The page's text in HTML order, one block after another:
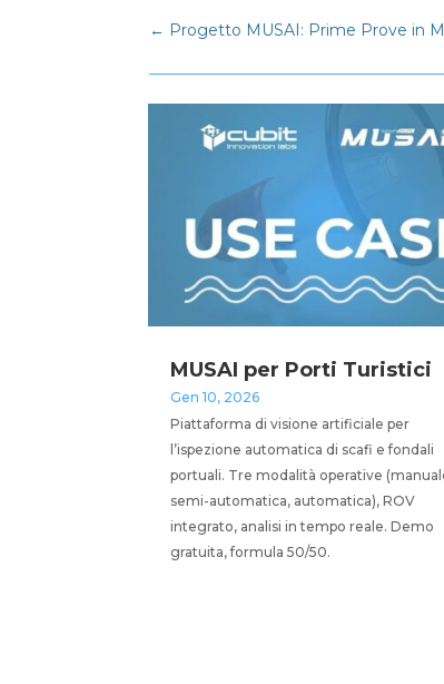
← Progetto MUSAI: Prime Prove in
MUSAI per Porti Turistici
Gen 10, 2026
Piattaforma di visione artificiale per
l’ispezione automatica di scafi e fondali
portuali. Tre modalità operative
semi-automatica, automatica), ROV
integrato, analisi in tempo reale. Demo
gratuita, formula 50/50.